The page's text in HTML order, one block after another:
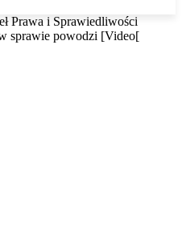
Prawa i Sprawiedliwości
sprawie powodzi [Video[